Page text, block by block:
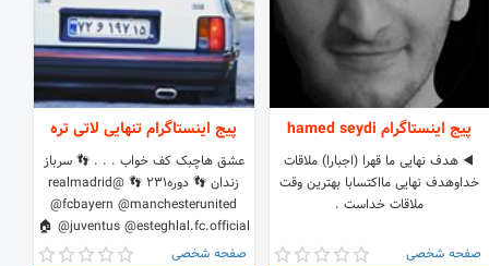
پیج اینستاگرام hamed seydi
◀️ هدف نهایی ما قهرا (اجبارا) ملاقات
خداوهدف نهایی مااکتسابا بهترین وقت
ملاقات خداست .
صفحه شخصی
پیج اینستاگرام تنهایی لاتی تره
عشق هاچبک کف خواب . . . 👣 سرباز
زندان 👣 دوره۲۳۱ 👣 @realmadrid
@fcbayern @manchesterunited
@juventus @esteghlal.fc.official 🏠
قیطول * زنجان * حصارکصفحه شخصی